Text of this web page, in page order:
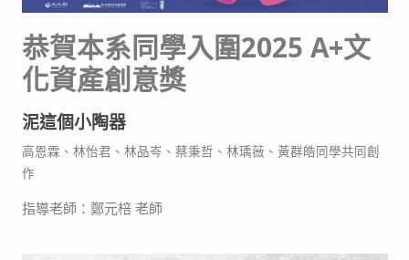
恭賀本系同學入圍2025 A+文
化資產創意獎
泥這個小陶器
高恩霖、林怡君、林品岑、蔡秉哲、林瑀薇、黃群皓同學共同創
作
指導老師：鄭元棓 老師